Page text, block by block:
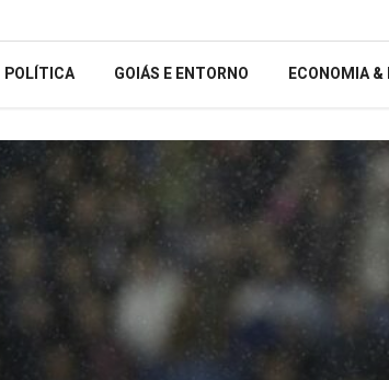
POLÍTICA GOIÁS E ENTORNO ECONOMIA &